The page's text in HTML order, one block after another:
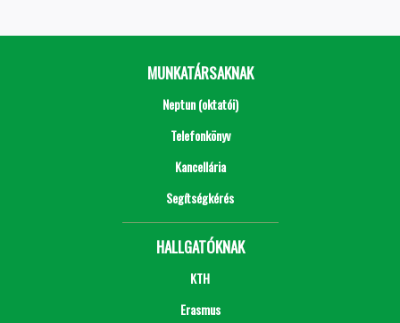
MUNKATÁRSAKNAK
Neptun (oktatói)
Telefonkönyv
Kancellária
Segítségkérés
HALLGATÓKNAK
KTH
Erasmus